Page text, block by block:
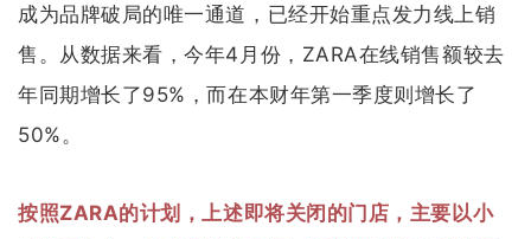
成为品牌破局的唯一通道，已经开始重点发力线上销
售。从数据来看，今年4月份，ZARA在线销售额较去
年同期增长了95%，而在本财年第一季度则增长了
50%。
按照ZARA的计划，上述即将关闭的门店，主要以小